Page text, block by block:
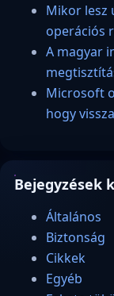
Mikor lesz
operációs
A magyar
Microsoft
hogy
Bejegyzések
Általános
Biztonság
Cikkek
Egyéb